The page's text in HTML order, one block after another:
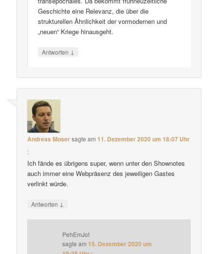
Geschichte eine Relevanz, die über die
strukturellen Ähnlichkeit der vormodernen und
„neuen“ Kriege hinausgeht.
Antworten ↓
Andreas Mosersagte am11. Dezember 2020 um 18:07 Uhr
:
Ich fände es übrigens super, wenn unter den Shownotes
auch immer eine Webpräsenz des jeweiligen Gastes
verlinkt würde.
Antworten ↓
PehEmJot
sagte am 15. Dezember 2020 um